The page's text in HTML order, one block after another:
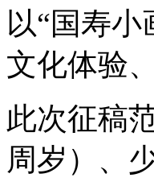
以“国寿
文化体验
此次征稿
周岁）、